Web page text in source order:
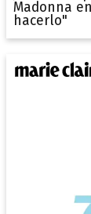
Madonna
hacerlo"